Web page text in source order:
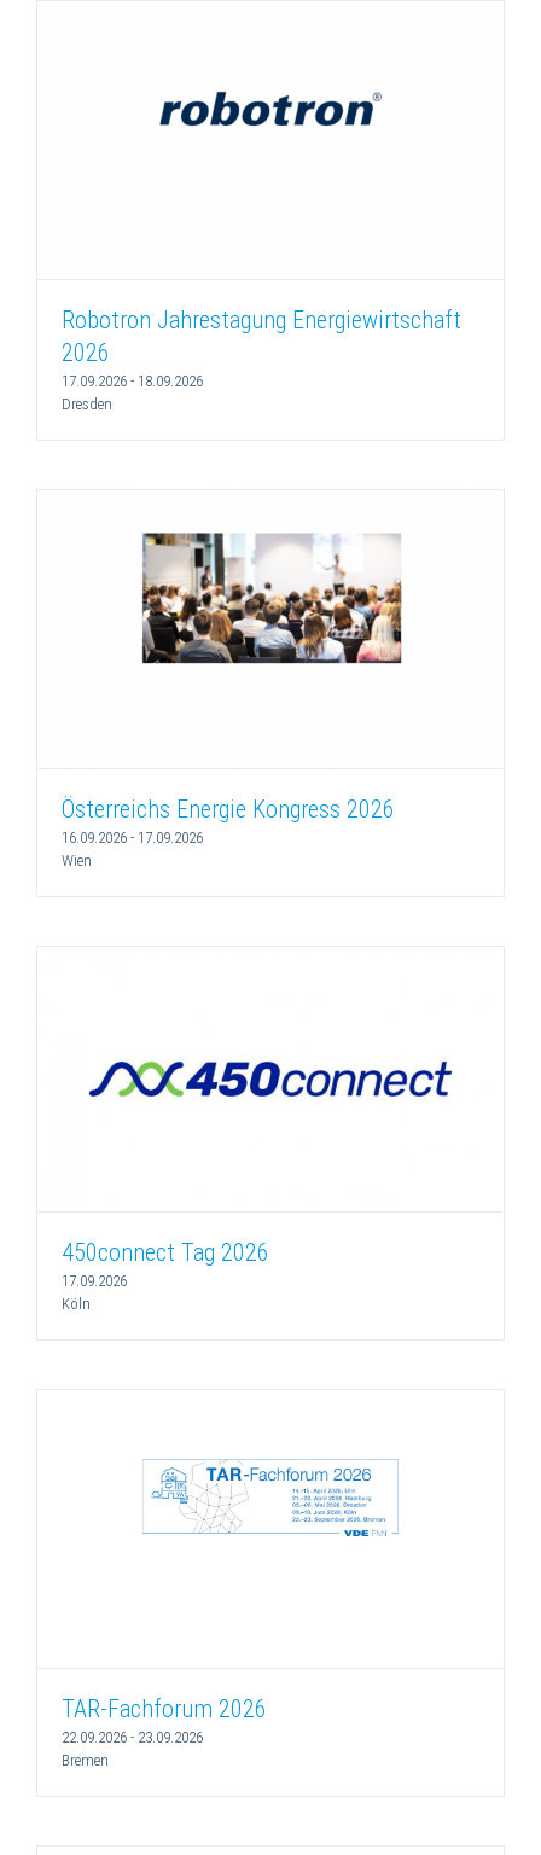
Robotron Jahrestagung Energiewirtschaft
2026
17.09.2026 - 18.09.2026
Dresden
Österreichs Energie Kongress 2026
16.09.2026 - 17.09.2026
Wien
450connect Tag 2026
17.09.2026
Köln
TAR-Fachforum 2026
22.09.2026 - 23.09.2026
Bremen